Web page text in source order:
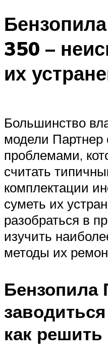
350 –
их
Большинство
модели Партнер
проблемами,
считать
комплектации
суметь их
разобраться в
изучить
методы их
Бензопила
как